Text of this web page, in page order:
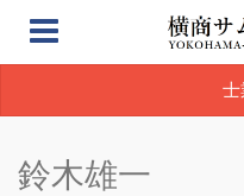
士
鈴木雄一